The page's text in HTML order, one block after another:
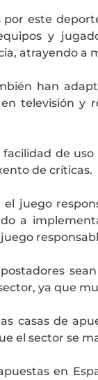
por este
y
atrayendo a
han
televisión y
de
de críticas.
el juego
a
ya que
casas de
el sector se
en